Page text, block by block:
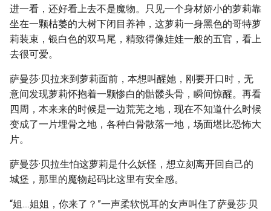
进一看，还好看上去不是魔物。只见一个身材娇小的萝莉靠
坐在一颗枯萎的大树下闭目养神，这萝莉一身黑色的哥特萝
莉装束，银白色的双马尾，精致得像娃娃一般的五官，看上
去很可爱。
萨曼莎·贝拉来到萝莉面前，本想叫醒她，刚要开口时，无
意间发现萝莉怀抱着一颗惨白的骷髅头骨，瞬间惊醒。再看
四周，本来来的时候是一边荒芜之地，现在不知道什么时候
变成了一片埋骨之地，各种白骨散落一地，场面堪比恐怖大
片。
萨曼莎·贝拉生怕这萝莉是什么妖怪，想立刻离开回自己的
城堡，那里的魔物起码比这里有安全感。
“姐....姐姐，你来了？”一声柔软悦耳的女声叫住了萨曼莎·贝